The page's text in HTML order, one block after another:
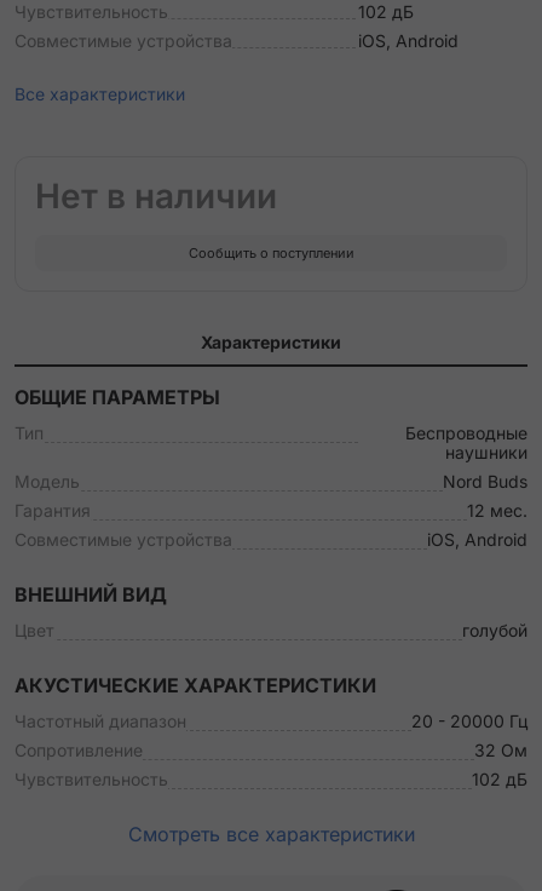
Чувствительность
102 дБ
Совместимые устройства
iOS, Android
Все характеристики
Нет в наличии
Сообщить о поступлении
Характеристики
ОБЩИЕ ПАРАМЕТРЫ
Тип
Беспроводные
наушники
Модель
Nord Buds
Гарантия
12 мес.
Совместимые устройства
iOS, Android
ВНЕШНИЙ ВИД
Цвет голубой
АКУСТИЧЕСКИЕ ХАРАКТЕРИСТИКИ
Частотный диапазон
20 - 20000 Гц
Сопротивление
32 Ом
Чувствительность
102 дБ
Смотреть все характеристики